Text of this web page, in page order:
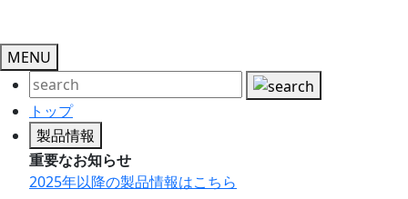
MENU
トップ
製品情報
重要なお知らせ
2025年以降の製品情報はこちら